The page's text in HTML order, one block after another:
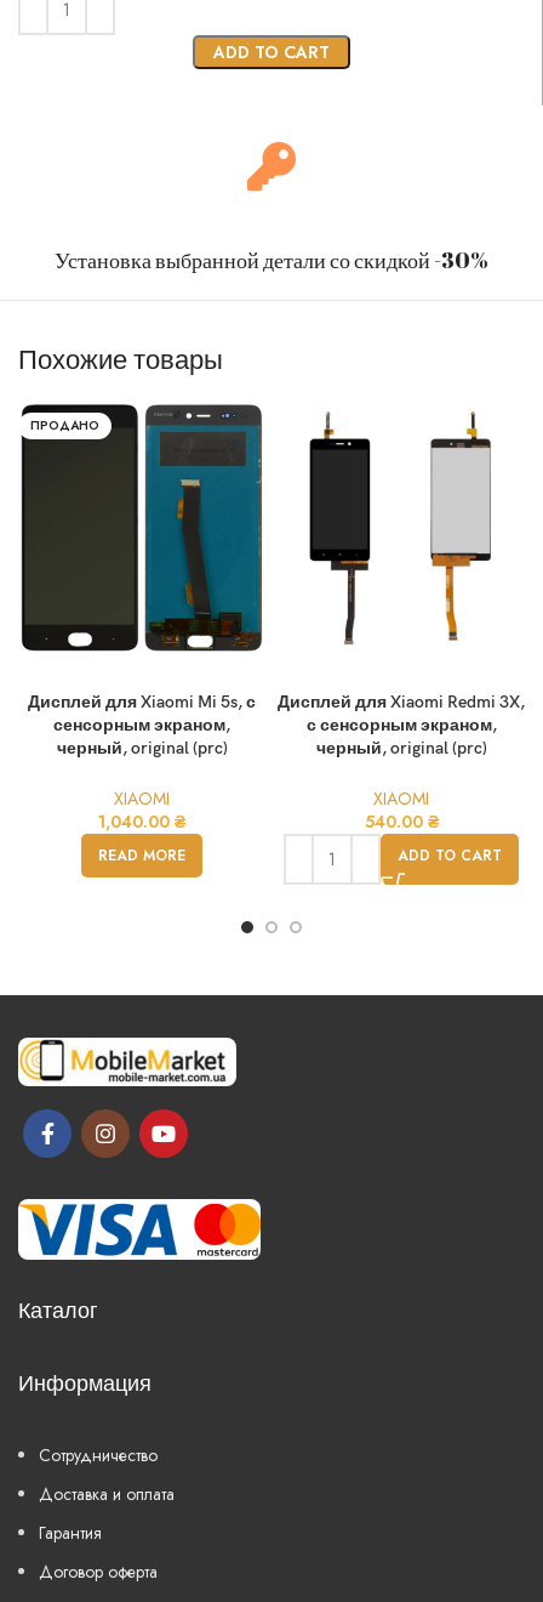
ADD TO CART
Установка выбранной детали со скидкой -30%
Похожие товары
ПРОДАНО
Дисплей для Xiaomi Mi 5s, с
сенсорным экраном,
черный, original (prc)
XIAOMI
1,040.00 ₴
READ MORE
Дисплей для Xiaomi Redmi 3X,
с сенсорным экраном,
черный, original (prc)
XIAOMI
540.00 ₴
ADD TO CART
Каталог
Информация
Сотрудничество
Доставка и оплата
Гарантия
Договор оферта